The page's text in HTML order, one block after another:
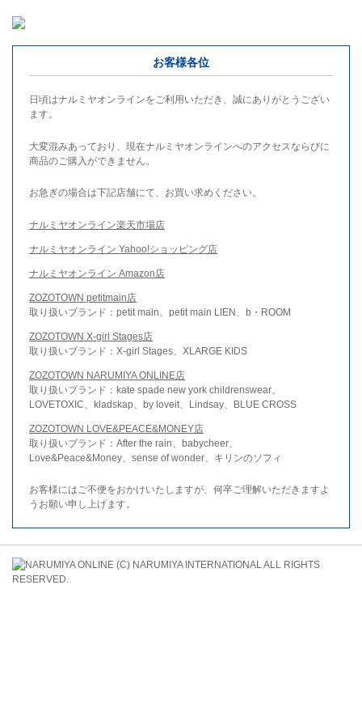
お客様各位
日頃はナルミヤオンラインをご利用いただき、誠にありがとうござい
ます。
大変混みあっており、現在ナルミヤオンラインへのアクセスならびに
商品のご購入ができません。
お急ぎの場合は下記店舗にて、お買い求めください。
ナルミヤオンライン楽天市場店
ナルミヤオンライン Yahoo!ショッピング店
ナルミヤオンライン Amazon店
ZOZOTOWN petitmain店
取り扱いブランド：petit main、petit main LIEN、b・ROOM
ZOZOTOWN X-girl Stages店
取り扱いブランド：X-girl Stages、XLARGE KIDS
ZOZOTOWN NARUMIYA ONLINE店
取り扱いブランド：kate spade new york childrenswear、
LOVETOXIC、kladskap、by loveit、Lindsay、BLUE CROSS
ZOZOTOWN LOVE&PEACE&MONEY店
取り扱いブランド：After the rain、babycheer、
Love&Peace&Money、sense of wonder、キリンのソフィ
お客様にはご不便をおかけいたしますが、何卒ご理解いただきますよ
うお願い申し上げます。